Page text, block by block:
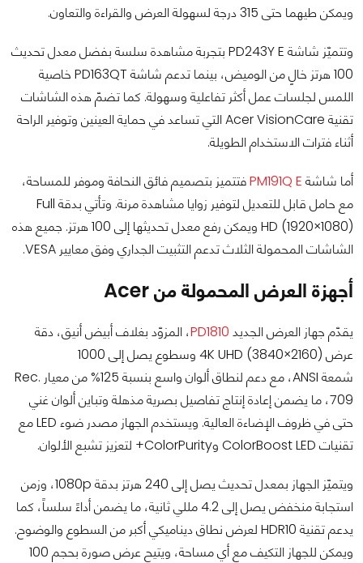
ويمكن طيهما حتى 315 درجة لسهولة العرض والقراءة والتعاون.
وتتميّز شاشة PD243Y E بتجربة مشاهدة سلسة بفضل معدل تحديث
100 هرتز خالٍ من الوميض، بينما تدعم شاشة PD163QT خاصية
اللمس لجلسات عمل أكثر تفاعلية وسهولة. كما تضمّ هذه الشاشات
تقنية Acer VisionCare التي تساعد في حماية العينين وتوفير الراحة
أثناء فترات الاستخدام الطويلة.
أما شاشة PM191Q Eفتتميز بتصميم فائق النحافة وموفر للمساحة،
مع حامل قابل للتعديل لتوفير زوايا مشاهدة مرنة. وتأتي بدقة Full
HD (1920×1080) ويمكن رفع معدل تحديثها إلى 100 هرتز. جميع هذه
الشاشات المحمولة الثلاث تدعم التثبيت الجداري وفق معايير VESA.
أجهزة العرض المحمولة من Acer
يقدّم جهاز العرض الجديد PD1810، المزوّد بغلاف أبيض أنيق، دقة
عرض 4K UHD (3840×2160) وسطوع يصل إلى 1000
شمعة ANSI، مع دعم لنطاق ألوان واسع بنسبة 125% من معيار Rec.
709، ما يضمن إعادة إنتاج تفاصيل بصرية مذهلة وتباين ألوان غني
حتى في ظروف الإضاءة العالية. ويستخدم الجهاز مصدر ضوء LED مع
تقنيات ColorBoost LED وColorPurity+ لتعزيز تشبع الألوان.
ويتميّز الجهاز بمعدل تحديث يصل إلى 240 هرتز بدقة 1080p، وزمن
استجابة منخفض يصل إلى 4.2 مللي ثانية، ما يضمن أداءً سلساً، كما
يدعم تقنية HDR10 لعرض نطاق ديناميكي أكبر من السطوع والوضوح.
ويمكن للجهاز التكيف مع أي مساحة، ويتيح عرض صورة بحجم 100